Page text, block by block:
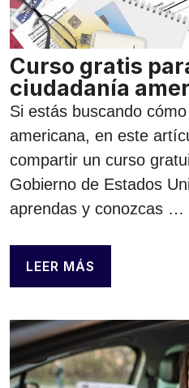
Curso gratis
ciudadanía
Si estás buscando
americana, en este
compartir un curso
Gobierno de Estados
aprendas y conozcas …
LEER MÁS